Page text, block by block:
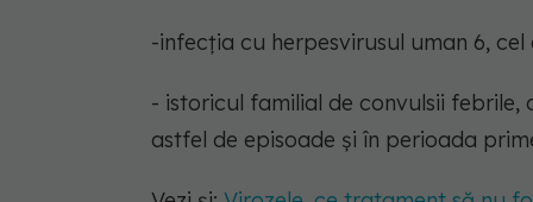
-infecția cu herpesvirusul uman 6,
- istoricul familial de convulsii
astfel de episoade și în perioada